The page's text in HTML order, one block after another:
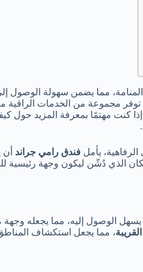
مما يضمن سهولة الوصول
توفر مجموعة من الخدمات
كنت مهتمًا بمعرفة المزيد حول
يأمل فندق رامي جراند
الذي دُشّن ليكون وجهة رئيسية
الوصول إليه، مما يجعله وجهة
، مما يجعل استكشاف